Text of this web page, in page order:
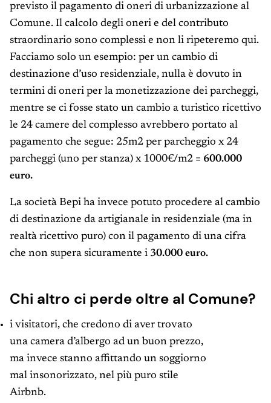
previsto il pagamento di oneri di urbanizzazione al
Comune. Il calcolo degli oneri e del contributo
straordinario sono complessi e non li ripeteremo qui.
Facciamo solo un esempio: per un cambio di
destinazione d’uso residenziale, nulla è dovuto in
termini di oneri per la monetizzazione dei parcheggi,
mentre se ci fosse stato un cambio a turistico ricettivo
le 24 camere del complesso avrebbero portato al
pagamento che segue: 25m2 per parcheggio x 24
parcheggi (uno per stanza) x 1000€/m2 = 600.000
euro.
La società Bepi ha invece potuto procedere al cambio
di destinazione da artigianale in residenziale (ma in
realtà ricettivo puro) con il pagamento di una cifra
che non supera sicuramente i 30.000 euro.
Chi altro ci perde oltre al Comune?
i visitatori, che credono di aver trovato
una camera d’albergo ad un buon prezzo,
ma invece stanno affittando un soggiorno
mal insonorizzato, nel più puro stile
Airbnb.